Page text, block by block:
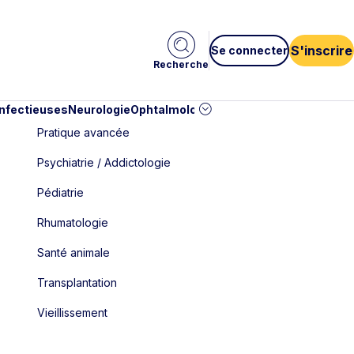
Recherche
Se connecter S'inscrire
NeurologieOphtalmologie
Pratique avancée
Psychiatrie / Addictologie
Pédiatrie
Rhumatologie
Santé animale
Transplantation
Vieillissement